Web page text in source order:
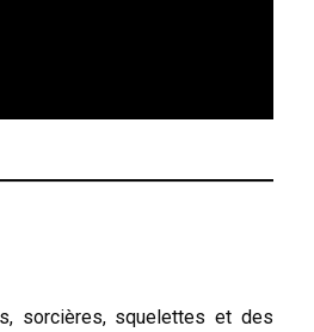
sorcières, squelettes et des